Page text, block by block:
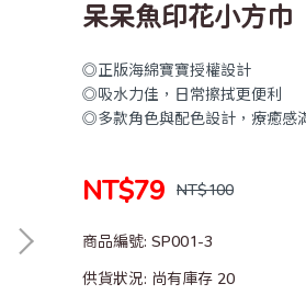
呆呆魚印花小方巾
◎正版海綿寶寶授權設計
◎吸水力佳，日常擦拭更便利
◎多款角色與配色設計，療癒感
NT$79 NT$100
商品編號: SP001-3
供貨狀況: 尚有庫存 20